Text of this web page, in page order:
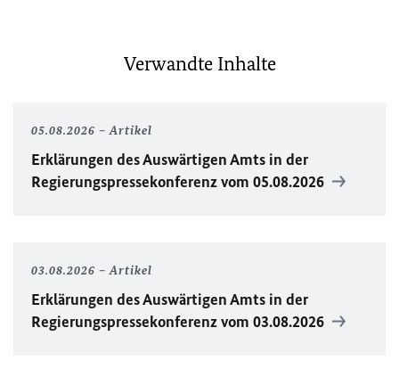
Verwandte Inhalte
05.08.2026 Artikel
Erklärungen des Auswärtigen Amts in der
Regierungspressekonferenz vom 05.08.2026
03.08.2026 Artikel
Erklärungen des Auswärtigen Amts in der
Regierungspressekonferenz vom 03.08.2026